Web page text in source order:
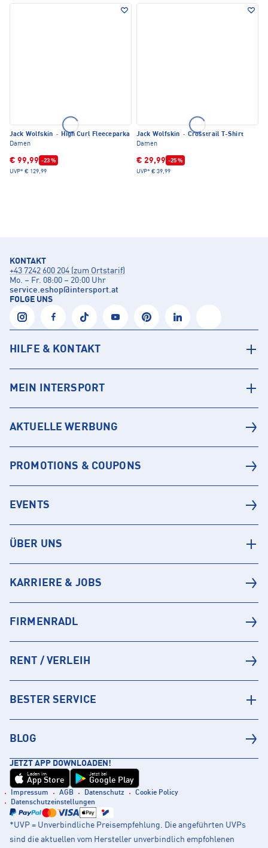
Jack Wolfskin · High Curl Fleeceparka
Damen
€ 99,99 -23 %
UVP* € 129,99
Jack Wolfskin · Crosstrail T-Shirt
Damen
€ 29,99 -25 %
UVP* € 39,99
KONTAKT
+43 7242 600 204 (zum Ortstarif)
Mo. – Fr. 08:00 – 20:00 Uhr
service.eshop@intersport.at
FOLGE UNS
HILFE & KONTAKT
MEIN INTERSPORT
AKTUELLE WERBUNG
PROMOTIONS & COUPONS
EVENTS
ÜBER UNS
KARRIERE & JOBS
FIRMENRADL
RENT / VERLEIH
BESTER SERVICE
BLOG
JETZT APP DOWNLOADEN!
Laden im
App Store
Jetzt bei
Google Play
Impressum AGB Datenschutz
Cookie Policy
Datenschutzeinstellungen
*UVP = Unverbindliche Preisempfehlung. Die angeführten UVPs
sind die aktuellen vom Hersteller unverbindlich empfohlenen